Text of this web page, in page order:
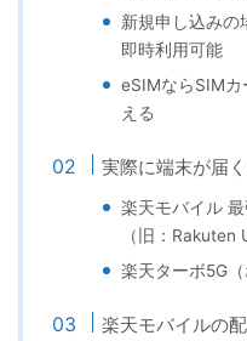
新規申し込みの
即時利用可能
eSIMならSIM
える
実際に端末が届
楽天モバイル
（旧：Rakuten
楽天ターボ5G（
楽天モバイルの